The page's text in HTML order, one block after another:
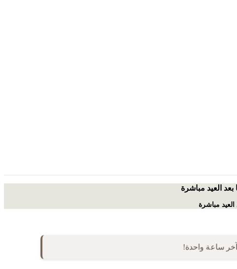
العيد مباشرة
مباشرة